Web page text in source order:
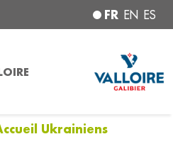
FR EN ES
Ukrainiens